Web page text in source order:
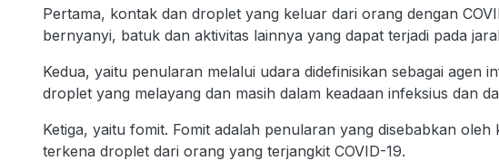
Pertama, kontak dan droplet yang keluar dari orang dengan
bernyanyi, batuk dan aktivitas lainnya yang dapat terjadi pada
Kedua, yaitu penularan melalui udara didefinisikan sebagai agen
droplet yang melayang dan masih dalam keadaan infeksius dan
Ketiga, yaitu fomit. Fomit adalah penularan yang disebabkan
terkena droplet dari orang yang terjangkit COVID-19.